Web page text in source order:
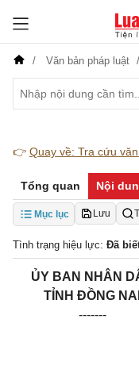
Văn bản pháp luật
👉 Quay về: Tra cứu
Tổng quan Nội
Mục lục Lưu
Tình trạng hiệu lực: Đã
ỦY BAN NHÂN
TỈNH ĐỒNG NAI
-------